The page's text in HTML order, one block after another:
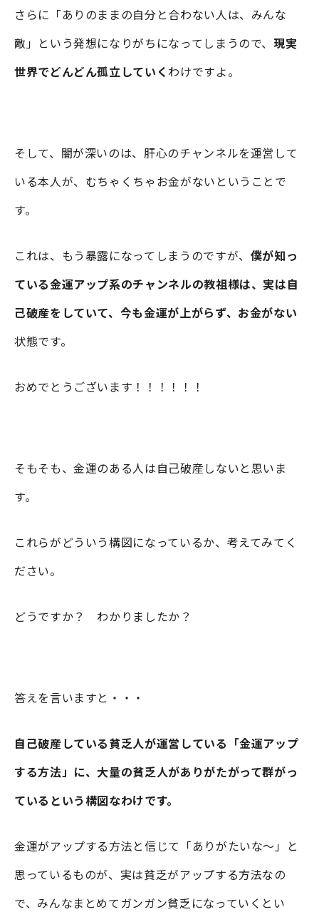
さらに「ありのままの自分と合わない人は、みんな
敵」という発想になりがちになってしまうので、現実
世界でどんどん孤立していく わけですよ。
そして、闇が深いのは、肝心のチャンネルを運営して
いる本人が、むちゃくちゃお金がないということで
す。
これは、もう暴露になってしまうのですが、 僕が知っ
ている金運アップ系のチャンネルの教祖様は、実は自
己破産をしていて、今も金運が上がらず、お金がない
状態です。
おめでとうございます！！！！！！
そもそも、金運のある人は自己破産しないと思いま
す。
これらがどういう構図になっているか、考えてみてく
ださい。
どうですか？ わかりましたか？
答えを言いますと・・・
自己破産している貧乏人が運営している「金運アップ
する方法」に、大量の貧乏人がありがたがって群がっ
ているという構図なわけです。
金運がアップする方法と信じて「ありがたいな～」と
思っているものが、実は貧乏がアップする方法なの
で、みんなまとめてガンガン貧乏になっていくとい